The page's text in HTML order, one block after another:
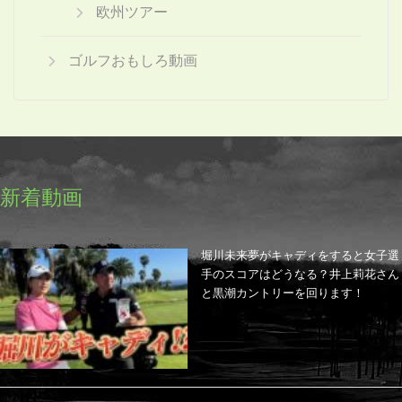
欧州ツアー
ゴルフおもしろ動画
新着動画
堀川未来夢がキャディをすると女子選
手のスコアはどうなる？井上莉花さん
と黒潮カントリーを回ります！